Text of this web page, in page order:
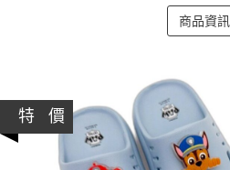
商品資訊
特 價